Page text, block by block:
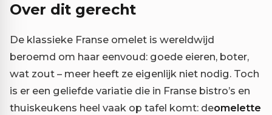
Over dit gerecht
De klassieke Franse omelet is wereldwijd
beroemd om haar eenvoud: goede eieren, boter,
wat zout – meer heeft ze eigenlijk niet nodig. Toch
is er een geliefde variatie die in Franse bistro’s en
thuiskeukens heel vaak op tafel komt: deomelette